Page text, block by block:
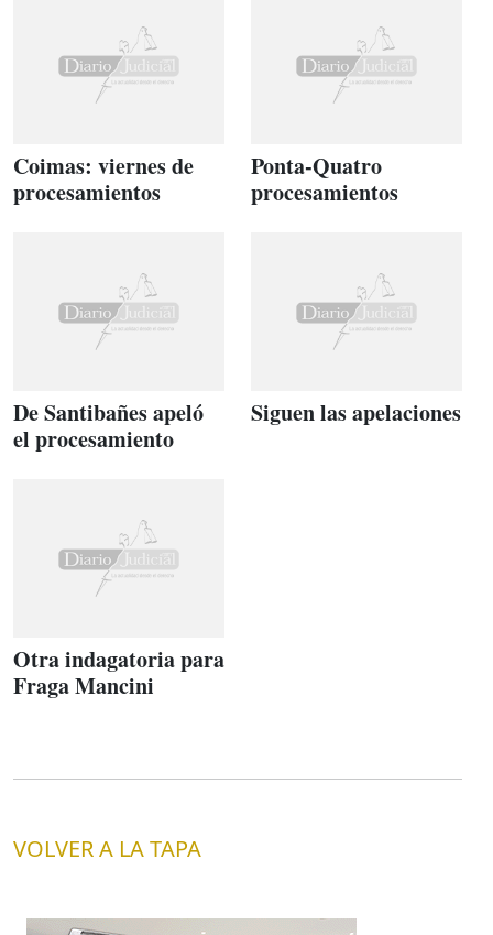
Coimas: viernes de
procesamientos
Ponta-Quatro
procesamientos
De Santibañes apeló
el procesamiento
Siguen las apelaciones
Otra indagatoria para
Fraga Mancini
VOLVER A LA TAPA